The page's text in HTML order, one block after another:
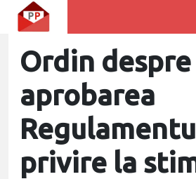
Ordin despre
aprobarea
privire la